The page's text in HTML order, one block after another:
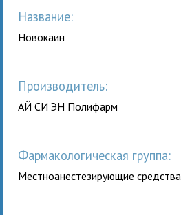
Название:
Новокаин
Производитель:
АЙ СИ ЭН Полифарм
Фармакологическая группа:
Местноанестезирующие средства